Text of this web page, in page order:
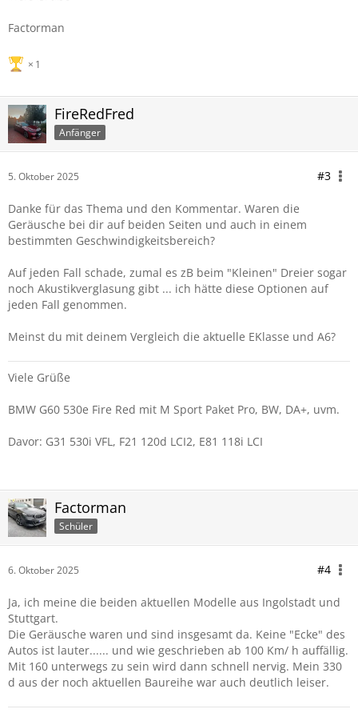
oder Sitzbelüftung so unbedingt, weswegen mir der Preis
Factorman
1
FireRedFred
Anfänger
5. Oktober 2025 #3
Danke für das Thema und den Kommentar. Waren die
Geräusche bei dir auf beiden Seiten und auch in einem
bestimmten Geschwindigkeitsbereich?
Auf jeden Fall schade, zumal es zB beim "Kleinen" Dreier sogar
noch Akustikverglasung gibt ... ich hätte diese Optionen auf
jeden Fall genommen.
Meinst du mit deinem Vergleich die aktuelle EKlasse und A6?
Viele Grüße
BMW G60 530e Fire Red mit M Sport Paket Pro, BW, DA+, uvm.
Davor: G31 530i VFL, F21 120d LCI2, E81 118i LCI
Factorman
Schüler
6. Oktober 2025 #4
Ja, ich meine die beiden aktuellen Modelle aus Ingolstadt und
Stuttgart.
Die Geräusche waren und sind insgesamt da. Keine "Ecke" des
Autos ist lauter...... und wie geschrieben ab 100 Km/ h auffällig.
Mit 160 unterwegs zu sein wird dann schnell nervig. Mein 330
d aus der noch aktuellen Baureihe war auch deutlich leiser.